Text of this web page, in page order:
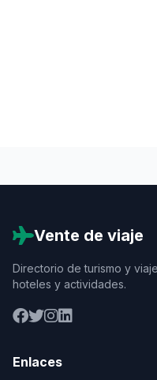
Vente de viaje
Directorio de turismo y
hoteles y actividades.
Enlaces